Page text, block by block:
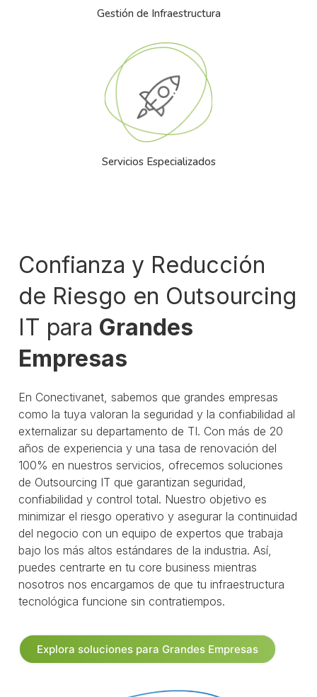
Gestión de Infraestructura
Servicios Especializados
Confianza y Reducción
de Riesgo en Outsourcing
IT para Grandes
Empresas
En Conectivanet, sabemos que grandes empresas
como la tuya valoran la seguridad y la confiabilidad al
externalizar su departamento de TI. Con más de 20
años de experiencia y una tasa de renovación del
100% en nuestros servicios, ofrecemos soluciones
de Outsourcing IT que garantizan seguridad,
confiabilidad y control total. Nuestro objetivo es
minimizar el riesgo operativo y asegurar la continuidad
del negocio con un equipo de expertos que trabaja
bajo los más altos estándares de la industria. Así,
puedes centrarte en tu core business mientras
nosotros nos encargamos de que tu infraestructura
tecnológica funcione sin contratiempos.
Explora soluciones para Grandes Empresas